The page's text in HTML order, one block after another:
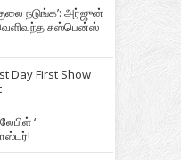
நடுங்க’: அர்ஜுன்
சஸ்பென்ஸ்
Day First Show
‘